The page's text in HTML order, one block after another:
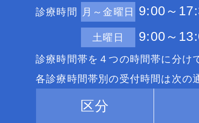
診療時間 月～金曜日 9:00～
土曜日 9:00～
診療時間帯を４つの時間帯に分け
各診療時間帯別の受付時間は次の
区分